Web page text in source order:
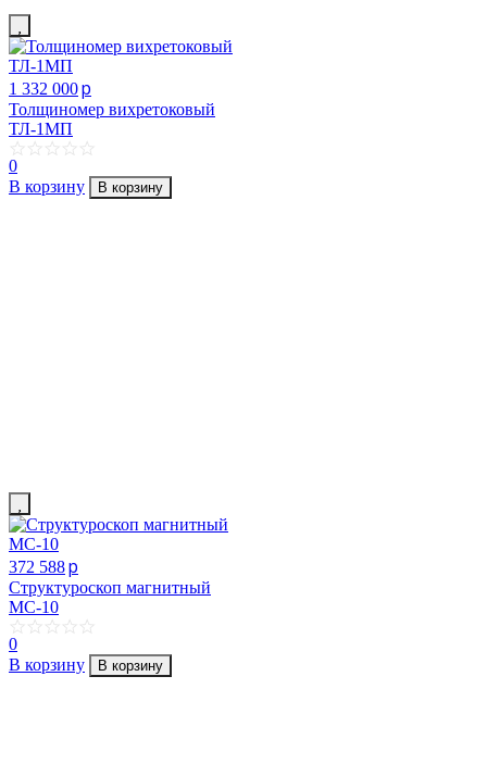
1 332 000p
Толщиномер вихретоковый
ТЛ-1МП
0
В корзину
В корзину
372 588p
Структуроскоп магнитный
МС-10
0
В корзину
В корзину